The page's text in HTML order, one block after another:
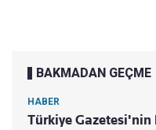
BAKMADAN GEÇME
HABER
Türkiye Gazetesi'nin